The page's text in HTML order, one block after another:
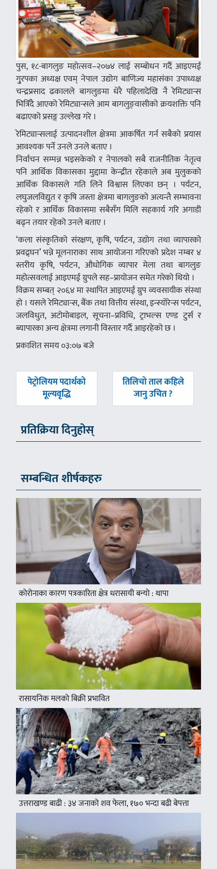
पुस, १८-बागलुङ महोत्सव–२०७४ लाई सम्बोधन गर्दै आइएमई
गु्रपका अध्यक्ष एवम् नेपाल उद्योग बाणिज्य महासंका उपाध्यक्ष
चन्द्रप्रसाद ढकालले बागलुङमा धेरै पहिलादेखि नै रेमिट्यान्स
भित्रिँदै आएको रेमिट्यान्सले आम बागलुङ्वासीको क्रयशक्ति पनि
बढाएको प्रसङ्ग उल्लेख गरे ।
रेमिट्यान्सलाई उत्पादनशील क्षेत्रमा आकर्षित गर्न सबैको प्रयास
आवश्यक पर्ने उनले उनले बताए ।
निर्वाचन सम्पन्न भइसकेको र नेपालको सबै राजनीतिक नेतृत्व
पनि आर्थिक विकासका मुद्दामा केन्द्रीत रहेकाले अब मुलुकको
आर्थिक विकासले गति लिने विश्वास लिएका छन् । पर्यटन,
लघुजलविद्युत र कृषि जस्ता क्षेत्रमा बागलुङको अत्यन्तै सम्भावना
रहेको र आर्थिक विकासमा सबैसँग मिलि सहकार्य गरि अगाडी
बढ्न तयार रहेको उनले बताए ।
‘कला संस्कृतिको संरक्षण, कृषि, पर्यटन, उद्योग तथा व्यापारको
प्रवद्र्घन’ भन्ने मूलनाराका साथ आयोजना गरिएको प्रदेश नम्बर ४
स्तरीय कृषि, पर्यटन, औधोगिक व्यापार मेला तथा बागलुङ
महोत्सवलाई आइएमई ग्रुपले सह–प्रायोजन समेत गरेको थियो ।
विक्रम सम्बत् २०६४ मा स्थापित आइएमई ग्रुप व्यवसायीक संस्था
हो । यसले रेमिट्यान्स, बैंक तथा वित्तीय संस्था, इन्स्योरेन्स पर्यटन,
जलविधुत, अटोमोबाइल, सूचना–प्रविधि, ट्राभल्स एण्ड टुर्स र
ब्यापारका अन्य क्षेत्रमा लगानी विस्तार गर्दै आइरहेको छ ।
प्रकाशित समय ०३:०७ बजे
पछिल्लाे
पेट्रोलियम पदार्थको
मूल्यवृद्धि
अघिल्लाे
तिलिचो ताल कहिले
जानु उचित ?
प्रतिक्रिया दिनुहोस्
सम्बन्धित शीर्षकहरु
कोरोनाका कारण पत्रकारिता क्षेत्र धरासायी बन्यो : थापा
रासायनिक मलको बिक्री प्रभावित
उत्तराखण्ड बाढी : ३४ जनाको शव फेला, १७० भन्दा बढी बेपत्ता